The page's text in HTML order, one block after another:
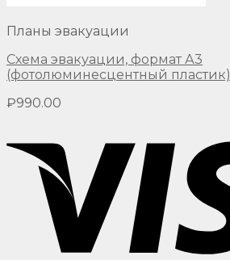
Планы эвакуации
Схема эвакуации, формат А3
(фотолюминесцентный пластик)
₽990.00